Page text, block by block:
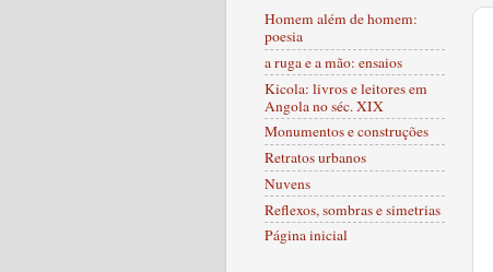
Homem além de homem:
poesia
a ruga e a mão: ensaios
Kicola: livros e leitores em
Angola no séc. XIX
Monumentos e construções
Retratos urbanos
Nuvens
Reflexos, sombras e simetrias
Página inicial